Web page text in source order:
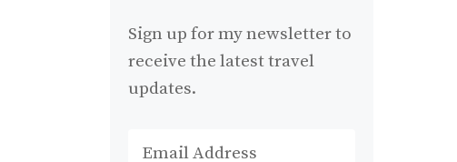
Sign up for my newsletter to
receive the latest travel
updates.